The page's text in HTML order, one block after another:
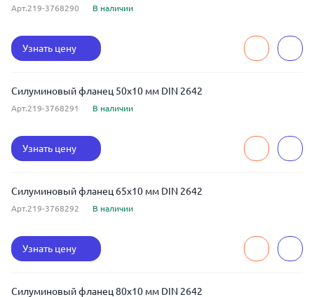
Арт.219-3768290 В наличии
Узнать цену
Силуминовый фланец 50x10 мм DIN 2642
Арт.219-3768291 В наличии
Узнать цену
Силуминовый фланец 65x10 мм DIN 2642
Арт.219-3768292 В наличии
Узнать цену
Силуминовый фланец 80x10 мм DIN 2642